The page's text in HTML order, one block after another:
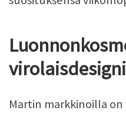
Martin markkinoilla on